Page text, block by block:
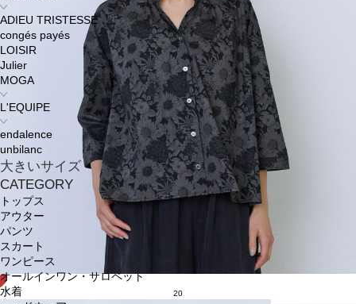
ADIEU TRISTESSE
congés payés
LOISIR
Julier
MOGA
L'EQUIPE
endalence
unbilanc
大きいサイズ
CATEGORY
トップス
アウター
パンツ
スカート
ワンピース
オールインワン・サロペット
水着
20